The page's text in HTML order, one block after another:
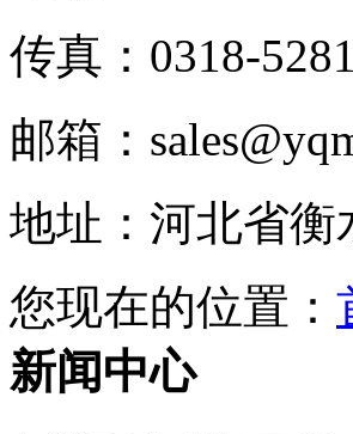
传真：0318-
邮箱：
地址：河北省衡
您现在的位置：
新闻中心